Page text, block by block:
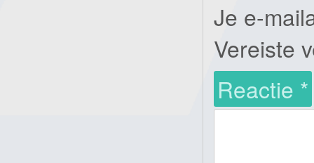
Je e-
Vereiste
Reactie *